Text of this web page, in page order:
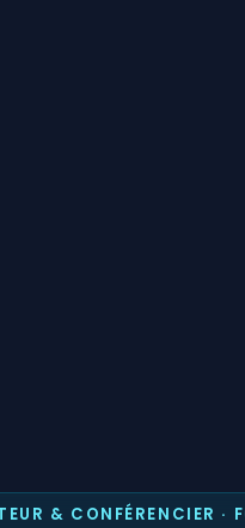
& CONFÉRENCIER ·